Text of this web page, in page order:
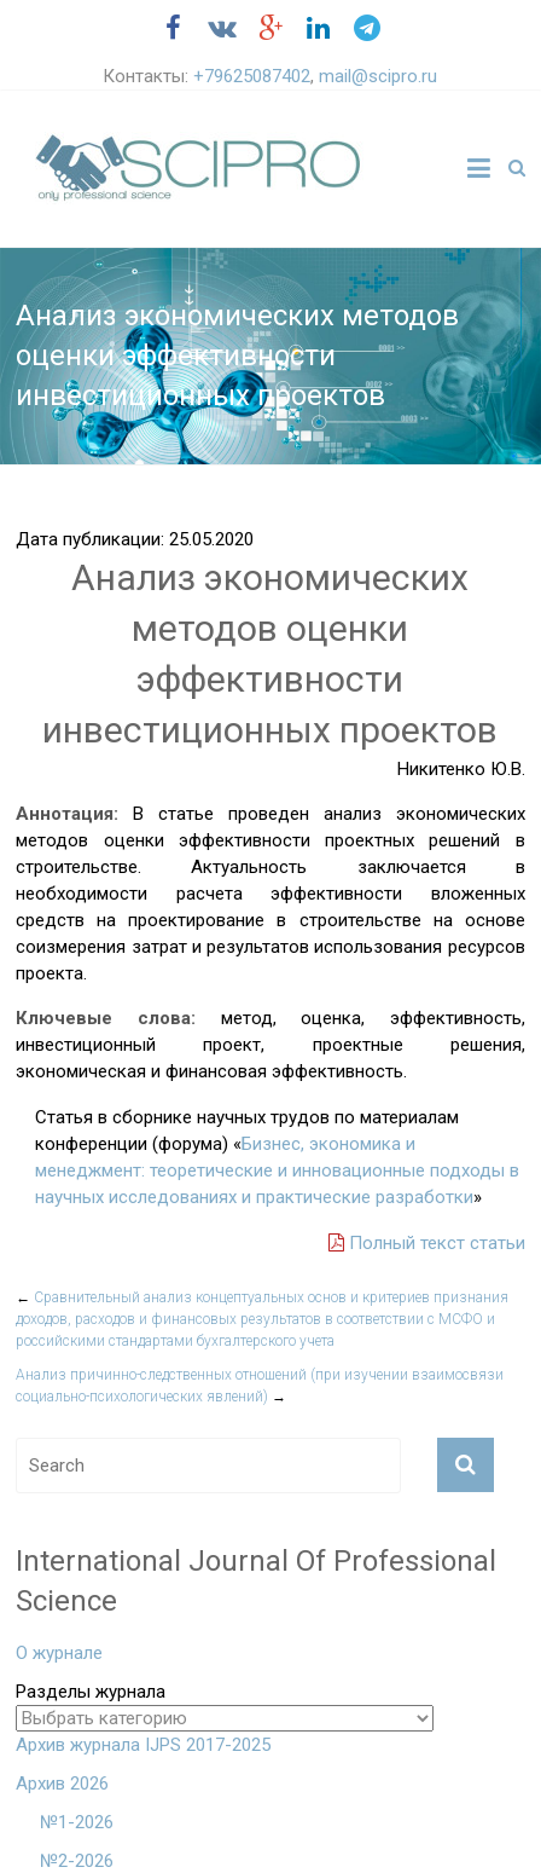
Контакты:+79625087402,mail@scipro.ru
Анализ экономических методов
оценки эффективности
инвестиционных проектов
Дата публикации: 25.05.2020
Анализ экономических
методов оценки
эффективности
инвестиционных проектов
Никитенко Ю.В.
Аннотация:В статье проведен анализ экономических
методов оценки эффективности проектных решений в
строительстве. Актуальность заключается в
необходимости расчета эффективности вложенных
средств на проектирование в строительстве на основе
соизмерения затрат и результатов использования ресурсов
проекта.
Ключевые слова: метод, оценка, эффективность,
инвестиционный проект, проектные решения,
экономическая и финансовая эффективность.
Статья в сборнике научных трудов по материалам
конференции (форума) «Бизнес, экономика и
менеджмент: теоретические и инновационные подходы в
научных исследованиях и практические разработки»
Полный текст статьи
← Сравнительный анализ концептуальных основ и критериев признания
доходов, расходов и финансовых результатов в соответствии с МСФО и
российскими стандартами бухгалтерского учета
Анализ причинно-следственных отношений (при изучении взаимосвязи
социально-психологических явлений) →
International Journal Of Professional
Science
О журнале
Разделы журнала
Архив журнала IJPS 2017-2025
Архив 2026
№1-2026
№2-2026